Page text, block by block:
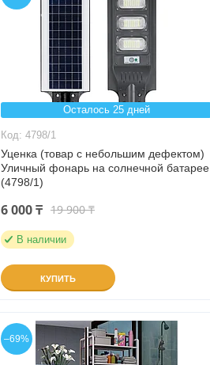
Осталось 25 дней
4798/1
Уценка (товар с небольшим дефектом)
Уличный фонарь на солнечной батарее
(4798/1)
6 000 ₸ 19 900 ₸
В наличии
КУПИТЬ
–69%